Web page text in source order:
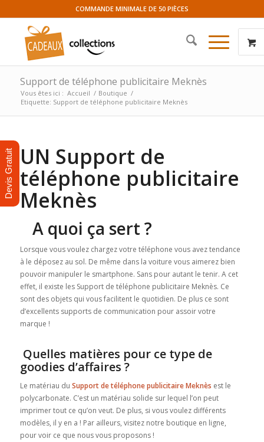
COMMANDE MINIMALE DE 50 PIÈCES
Support de téléphone publicitaire Meknès
Vous êtes ici : Accueil / Boutique /
Etiquette: Support de téléphone publicitaire Meknès
UN Support de
téléphone publicitaire
Meknès
A quoi ça sert ?
Lorsque vous voulez chargez votre téléphone vous avez tendance
à le déposez au sol. De même dans la voiture vous aimerez bien
pouvoir manipuler le smartphone. Sans pour autant le tenir. A cet
effet, il existe les Support de téléphone publicitaire Meknès. Ce
sont des objets qui vous facilitent le quotidien. De plus ce sont
d’excellents supports de communication pour assoir votre
marque !
Quelles matières pour ce type de
goodies d’affaires ?
Le matériau du Support de téléphone publicitaire Meknès est le
polycarbonate. C’est un matériau solide sur lequel l’on peut
imprimer tout ce qu’on veut. De plus, si vous voulez différents
modèles, il y en a ! Par ailleurs, visitez notre boutique en ligne,
pour voir ce que nous vous proposons !
Devis Gratuit